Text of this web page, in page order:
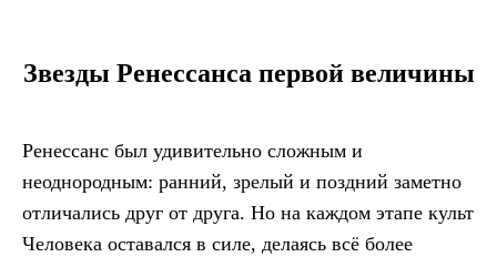
Звезды Ренессанса первой величины
Ренессанс был удивительно сложным и
неоднородным: ранний, зрелый и поздний заметно
отличались друг от друга. Но на каждом этапе культ
Человека оставался в силе, делаясь всё более